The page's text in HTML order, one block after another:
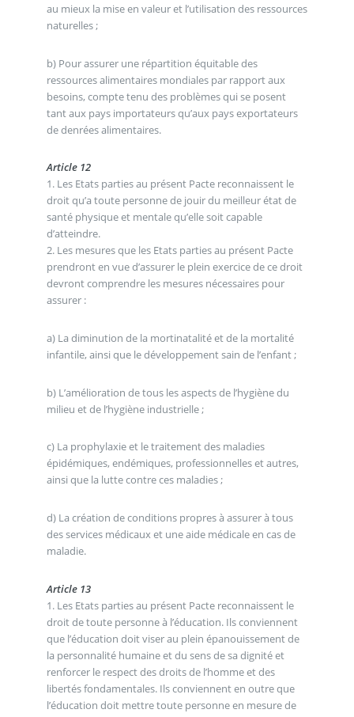
au mieux la mise en valeur et l’utilisation des ressources
naturelles ;
b) Pour assurer une répartition équitable des
ressources alimentaires mondiales par rapport aux
besoins, compte tenu des problèmes qui se posent
tant aux pays importateurs qu’aux pays exportateurs
de denrées alimentaires.
Article 12
1. Les Etats parties au présent Pacte reconnaissent le
droit qu’a toute personne de jouir du meilleur état de
santé physique et mentale qu’elle soit capable
d’atteindre.
2. Les mesures que les Etats parties au présent Pacte
prendront en vue d’assurer le plein exercice de ce droit
devront comprendre les mesures nécessaires pour
assurer :
a) La diminution de la mortinatalité et de la mortalité
infantile, ainsi que le développement sain de l’enfant ;
b) L’amélioration de tous les aspects de l’hygiène du
milieu et de l’hygiène industrielle ;
c) La prophylaxie et le traitement des maladies
épidémiques, endémiques, professionnelles et autres,
ainsi que la lutte contre ces maladies ;
d) La création de conditions propres à assurer à tous
des services médicaux et une aide médicale en cas de
maladie.
Article 13
1. Les Etats parties au présent Pacte reconnaissent le
droit de toute personne à l’éducation. Ils conviennent
que l’éducation doit viser au plein épanouissement de
la personnalité humaine et du sens de sa dignité et
renforcer le respect des droits de l’homme et des
libertés fondamentales. Ils conviennent en outre que
l’éducation doit mettre toute personne en mesure de